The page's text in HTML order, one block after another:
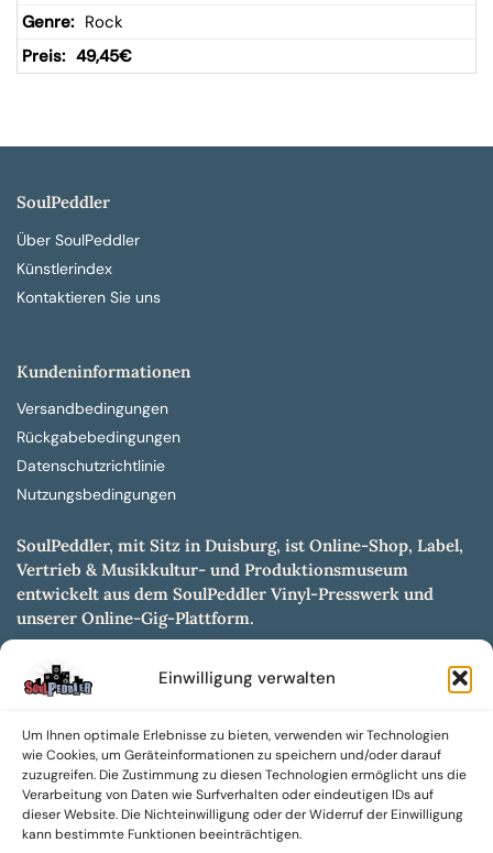
Einwilligung verwalten
Um Ihnen optimale Erlebnisse zu bieten, verwenden wir Technologien
wie Cookies, um Geräteinformationen zu speichern und/oder darauf
zuzugreifen. Die Zustimmung zu diesen Technologien ermöglicht uns die
Verarbeitung von Daten wie Surfverhalten oder eindeutigen IDs auf
dieser Website. Die Nichteinwilligung oder der Widerruf der Einwilligung
kann bestimmte Funktionen beeinträchtigen.
Rock
49,45€
SoulPeddler
Über SoulPeddler
Künstlerindex
Kontaktieren Sie uns
Kundeninformationen
Versandbedingungen
Rückgabebedingungen
Datenschutzrichtlinie
Nutzungsbedingungen
SoulPeddler, mit Sitz in Duisburg, ist Online-Shop, Label,
Vertrieb & Musikkultur- und Produktionsmuseum
entwickelt aus dem SoulPeddler Vinyl-Presswerk und
unserer Online-Gig-Plattform.
sammelwürdigen als auch Mainstream-Titeln und -Formaten auf
Vinyl, CD und weiteren Medien.
Sowohl neue als auch gebrauchte, nach Zustand bewertete
Tonträger sind aus unserem Archiv mit über 300.000
Titeln erhältlich.
Wir setzen uns leidenschaftlich für unabhängige Künstler und